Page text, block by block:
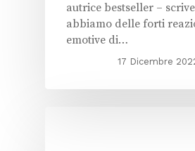
autrice bestseller –
abbiamo delle forti
emotive di…
17 Dicembre